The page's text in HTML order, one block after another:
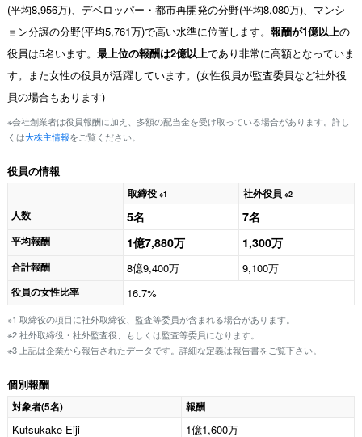
(平均8,956万)、デベロッパー・都市再開発の分野(平均8,080万)、マンシ
ョン分譲の分野(平均5,761万)で高い水準に位置します。 報酬が1億以上の
役員は5名います。 最上位の報酬は2億以上であり非常に高額となっていま
す。また女性の役員が活躍しています。(女性役員が監査委員など社外役
員の場合もあります)
※会社創業者は役員報酬に加え、多額の配当金を受け取っている場合があります。詳し
くは大株主情報をご覧ください。
役員の情報
取締役 ※1 社外役員 ※2
人数 5名 7名
平均報酬 1億7,880万 1,300万
合計報酬 8億9,400万 9,100万
役員の女性比率 16.7%
※1 取締役の項目に社外取締役、監査等委員が含まれる場合があります。
※2 社外取締役・社外監査役、もしくは監査等委員になります。
※3 上記は企業から報告されたデータです。詳細な定義は報告書をご覧下さい。
個別報酬
対象者(5名) 報酬
Kutsukake Eiji 1億1,600万